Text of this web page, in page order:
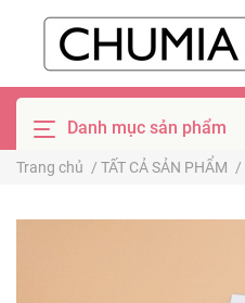
Danh mục sản phẩm
Trang chủ / TẤT CẢ SẢN PHẨM /